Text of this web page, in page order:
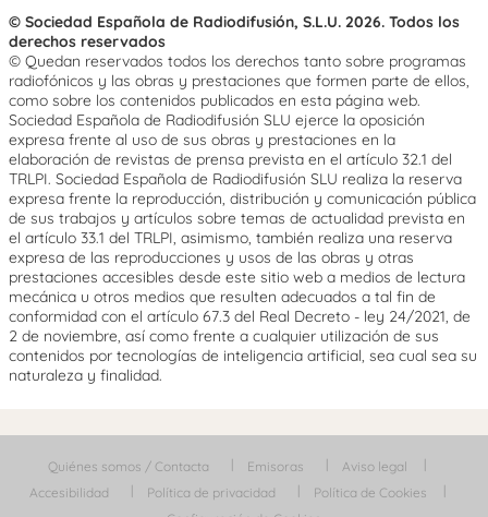
© Sociedad Española de Radiodifusión, S.L.U. 2026. Todos los
derechos reservados
© Quedan reservados todos los derechos tanto sobre programas
radiofónicos y las obras y prestaciones que formen parte de ellos,
como sobre los contenidos publicados en esta página web.
Sociedad Española de Radiodifusión SLU ejerce la oposición
expresa frente al uso de sus obras y prestaciones en la
elaboración de revistas de prensa prevista en el artículo 32.1 del
TRLPI. Sociedad Española de Radiodifusión SLU realiza la reserva
expresa frente la reproducción, distribución y comunicación pública
de sus trabajos y artículos sobre temas de actualidad prevista en
el artículo 33.1 del TRLPI, asimismo, también realiza una reserva
expresa de las reproducciones y usos de las obras y otras
prestaciones accesibles desde este sitio web a medios de lectura
mecánica u otros medios que resulten adecuados a tal fin de
conformidad con el artículo 67.3 del Real Decreto - ley 24/2021, de
2 de noviembre, así como frente a cualquier utilización de sus
contenidos por tecnologías de inteligencia artificial, sea cual sea su
naturaleza y finalidad.
Quiénes somos / Contacta Emisoras
Aviso legal
Accesibilidad
Política de privacidad
Política de Cookies